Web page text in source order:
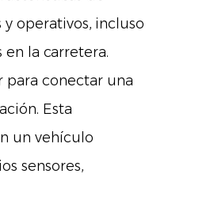
operativos, incluso
la carretera.
para conectar una
Esta
un vehículo
sensores,